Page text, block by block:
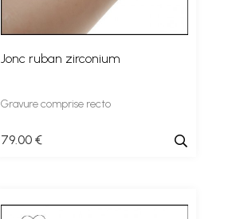
Jonc ruban zirconium
Gravure comprise recto
79.00 €